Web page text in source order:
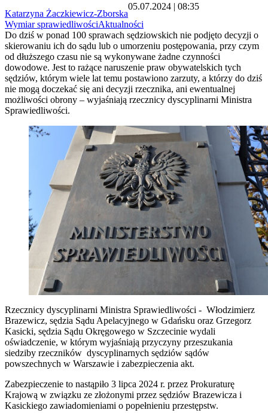
Katarzyna Żaczkiewicz-Zborska
05.07.2024 | 08:35
Wymiar sprawiedliwościAktualności
Do dziś w ponad 100 sprawach sędziowskich nie podjęto decyzji o
skierowaniu ich do sądu lub o umorzeniu postępowania, przy czym
od dłuższego czasu nie są wykonywane żadne czynności
dowodowe. Jest to rażące naruszenie praw obywatelskich tych
sędziów, którym wiele lat temu postawiono zarzuty, a którzy do dziś
nie mogą doczekać się ani decyzji rzecznika, ani ewentualnej
możliwości obrony – wyjaśniają rzecznicy dyscyplinarni Ministra
Sprawiedliwości.
Rzecznicy dyscyplinarni Ministra Sprawiedliwości - Włodzimierz
Brazewicz, sędzia Sądu Apelacyjnego w Gdańsku oraz Grzegorz
Kasicki, sędzia Sądu Okręgowego w Szczecinie wydali
oświadczenie, w którym wyjaśniają przyczyny przeszukania
siedziby rzeczników dyscyplinarnych sędziów sądów
powszechnych w Warszawie i zabezpieczenia akt.
Zabezpieczenie to nastąpiło 3 lipca 2024 r. przez Prokuraturę
Krajową w związku ze złożonymi przez sędziów Brazewicza i
Kasickiego zawiadomieniami o popełnieniu przestępstw.